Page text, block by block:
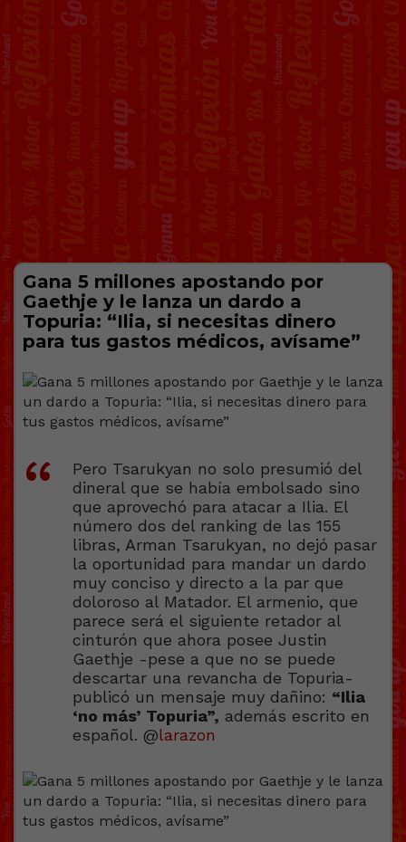
Gana 5 millones apostando por
Gaethje y le lanza un dardo a
Topuria: “Ilia, si necesitas dinero
para tus gastos médicos, avísame”
Pero Tsarukyan no solo presumió del
dineral que se había embolsado sino
que aprovechó para atacar a Ilia. El
número dos del ranking de las 155
libras, Arman Tsarukyan, no dejó pasar
la oportunidad para mandar un dardo
muy conciso y directo a la par que
doloroso al Matador. El armenio, que
parece será el siguiente retador al
cinturón que ahora posee Justin
Gaethje -pese a que no se puede
descartar una revancha de Topuria-
publicó un mensaje muy dañino: “Ilia
‘no más’ Topuria”, además escrito en
español. @larazon